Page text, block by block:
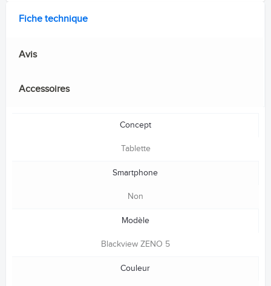
Fiche technique
Avis
Accessoires
Concept
Tablette
Smartphone
Non
Modèle
Blackview ZENO 5
Couleur